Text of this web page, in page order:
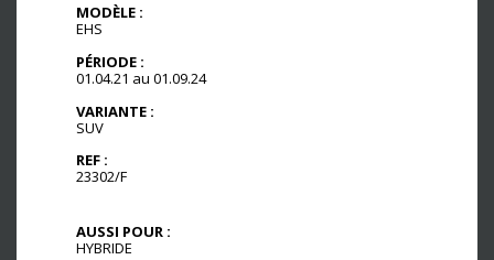
MODÈLE :
EHS
PÉRIODE :
01.04.21 au 01.09.24
VARIANTE :
SUV
REF :
23302/F
AUSSI POUR :
HYBRIDE